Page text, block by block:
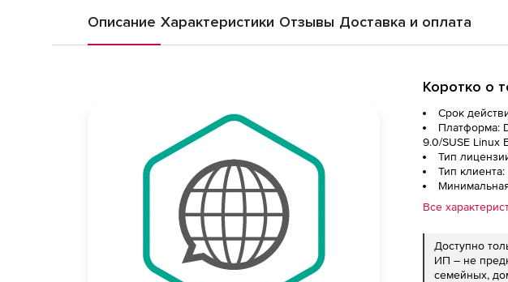
Описание Характеристики Отзывы Доставка и оплата
Коротко о
Срок
Платформа:
9.0/SUSE Linux
Тип
Тип
Все
Доступно
ИП – не
семейных,